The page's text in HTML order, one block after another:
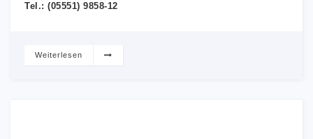
Tel.: (05551) 9858-12
Weiterlesen